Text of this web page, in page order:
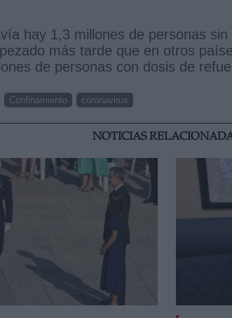
hay 1,3 millones de personas
más tarde que en otros
de personas con dosis de
Confinamiento coronavirus
NOTICIAS